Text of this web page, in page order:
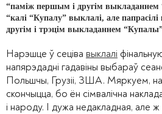
“паміж першым і другім выкладаннем
“калі “Купалу” выклалі, але папрасілі
другім і трэцім выкладаннем “Купалы”
Нарэшце ў сеціва выклалі
напярэдадні гадавіны выбараў
Польшчы, Грузіі, ЗША. Мяркуем,
скончыцца, бо ён сімвалічна
і народу. І дужа недакладная, але